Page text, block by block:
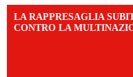
LA RAPPRESAGLIA
CONTRO LA